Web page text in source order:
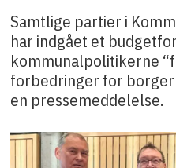
Samtlige partier i
har indgået et
kommunalpolitikerne
forbedringer for
en pressemeddelelse.